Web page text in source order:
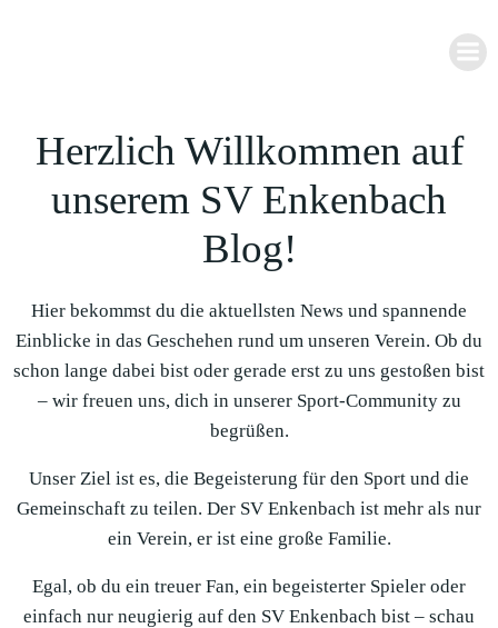
Herzlich Willkommen auf
unserem SV Enkenbach
Blog!
Hier bekommst du die aktuellsten News und spannende
Einblicke in das Geschehen rund um unseren Verein. Ob du
schon lange dabei bist oder gerade erst zu uns gestoßen bist
– wir freuen uns, dich in unserer Sport-Community zu
begrüßen.
Unser Ziel ist es, die Begeisterung für den Sport und die
Gemeinschaft zu teilen. Der SV Enkenbach ist mehr als nur
ein Verein, er ist eine große Familie.
Egal, ob du ein treuer Fan, ein begeisterter Spieler oder
einfach nur neugierig auf den SV Enkenbach bist – schau